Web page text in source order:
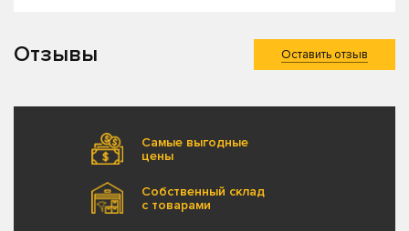
Отзывы Оставить отзыв
Самые выгодные
цены
Собственный склад
с товарами